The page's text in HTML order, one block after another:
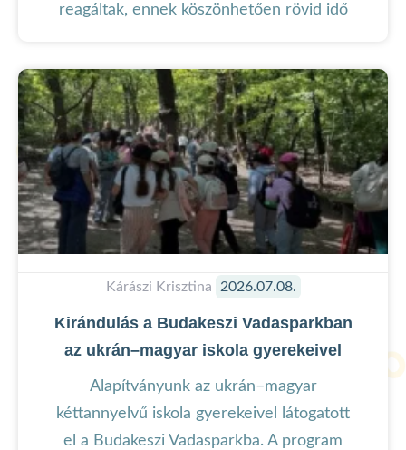
reagáltak, ennek köszönhetően rövid idő
Kirándulás a Budakeszi Vadasparkban
az ukrán–magyar iskola gyerekeivel
Alapítványunk az ukrán–magyar
kéttannyelvű iskola gyerekeivel látogatott
el a Budakeszi Vadasparkba. A program
Kárászi Krisztina 2026.07.08.